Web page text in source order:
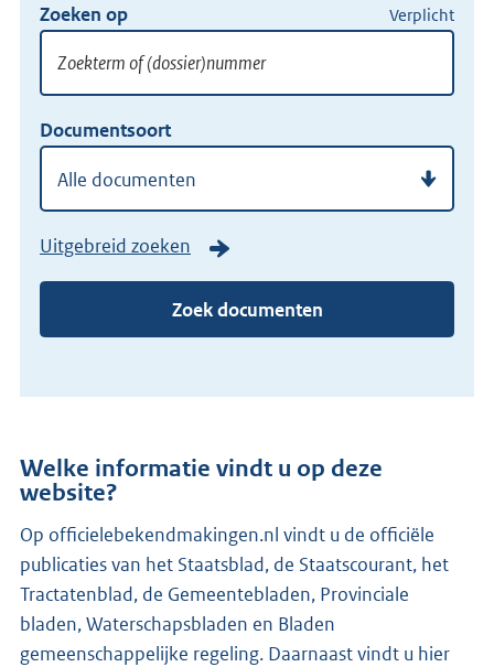
Zoek
een
publicatie
Zoeken op Verplicht
of
(dossier)nummer
hier
uw
(dossier)nummer
in
Documentsoort
Uitgebreid zoeken
Zoek documenten
Welke informatie vindt u op deze
website?
Op officielebekendmakingen.nl vindt u de officiële
publicaties van het Staatsblad, de Staatscourant, het
Tractatenblad, de Gemeentebladen, Provinciale
bladen, Waterschapsbladen en Bladen
gemeenschappelijke regeling. Daarnaast vindt u hier